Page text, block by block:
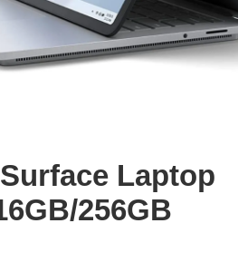
Laptop
256GB